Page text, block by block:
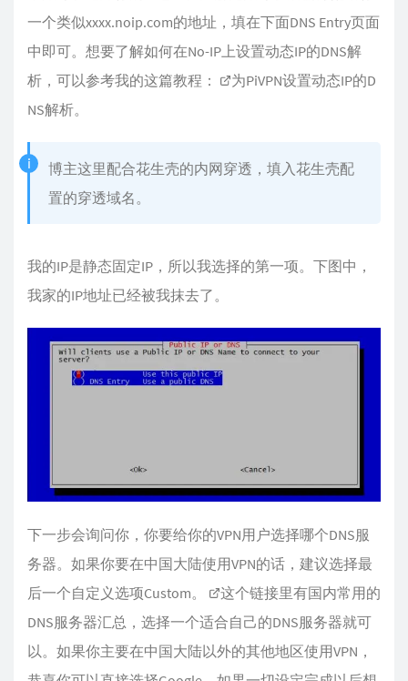
一个类似xxxx.noip.com的地址，填在下面DNS Entry页面
中即可。想要了解如何在No-IP上设置动态IP的DNS解
析，可以参考我的这篇教程：
为PiVPN设置动态IP的D
NS解析。
博主这里配合花生壳的内网穿透，填入花生壳配
置的穿透域名。
我的IP是静态固定IP，所以我选择的第一项。下图中，
我家的IP地址已经被我抹去了。
下一步会询问你，你要给你的VPN用户选择哪个DNS服
务器。如果你要在中国大陆使用VPN的话，建议选择最
后一个自定义选项Custom。
这个链接里有国内常用的
DNS服务器汇总，选择一个适合自己的DNS服务器就可
以。如果你主要在中国大陆以外的其他地区使用VPN，